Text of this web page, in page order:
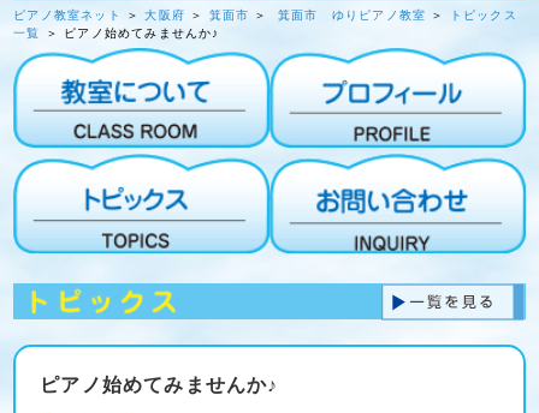
ピアノ教室ネット ＞大阪府 ＞ 箕面市 ＞ 箕面市 ゆりピアノ教室 ＞
トピックス
一覧
＞ ピアノ始めてみませんか♪
ピアノ始めてみませんか♪